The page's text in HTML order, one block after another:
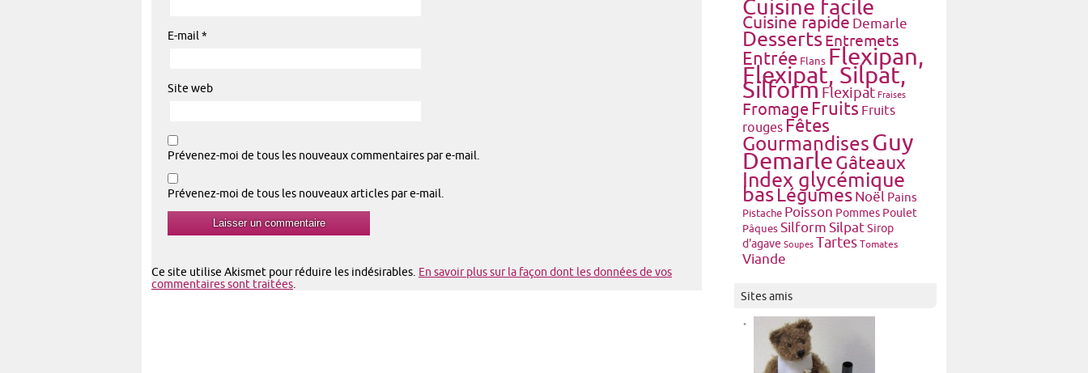
E-mail *
Site web
Prévenez-moi de tous les nouveaux commentaires par e-mail.
Prévenez-moi de tous les nouveaux articles par e-mail.
Ce site utilise Akismet pour réduire les indésirables. En savoir plus sur la façon dont les données de vos
commentaires sont traitées
Cuisine facile
Cuisine rapide Demarle
Desserts Entremets
Entrée Flans Flexipan,
Flexipat, Silpat,
Silform Flexipat Fraises
Fromage Fruits Fruits
rouges Fêtes
Gourmandises Guy
Demarle Gâteaux
Index glycémique
bas Légumes Noël Pains
Pistache Poisson Pommes Poulet
Pâques Silform Silpat Sirop
d'agave Soupes Tartes Tomates
Viande
Sites amis